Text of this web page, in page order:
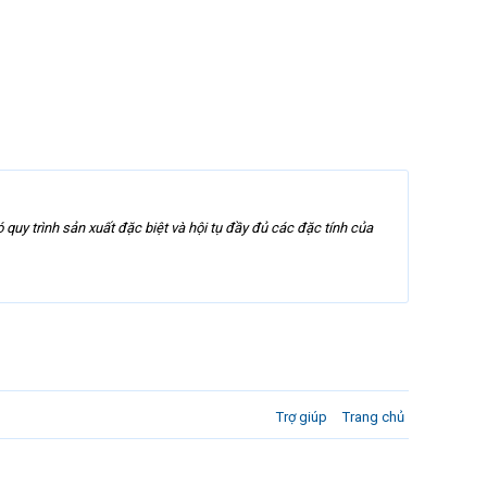
trình sản xuất đặc biệt và hội tụ đầy đủ các đặc tính của
Trợ giúp Trang chủ